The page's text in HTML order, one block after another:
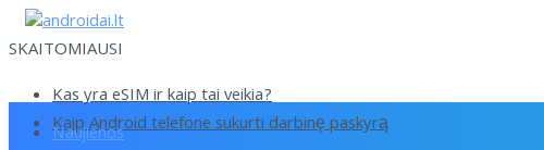
SKAITOMIAUSI
Kas yra eSIM ir kaip tai veikia?
Kaip Android telefone sukurti darbinę paskyrą
Naujienos